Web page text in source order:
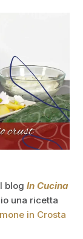
blogIn Cucina
una ricetta
in Crosta